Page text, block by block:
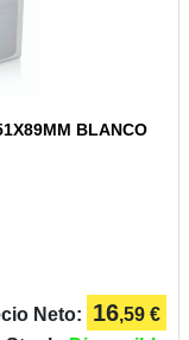
BLANCO
Neto: 16,59 €